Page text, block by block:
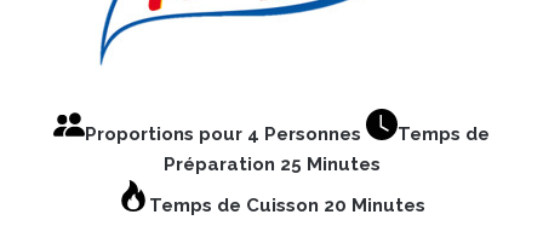
Proportions pour 4 Personnes
Temps de
Préparation 25 Minutes
Temps de Cuisson 20 Minutes